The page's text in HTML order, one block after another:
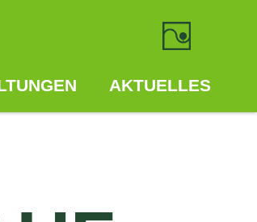
AKTUELLES